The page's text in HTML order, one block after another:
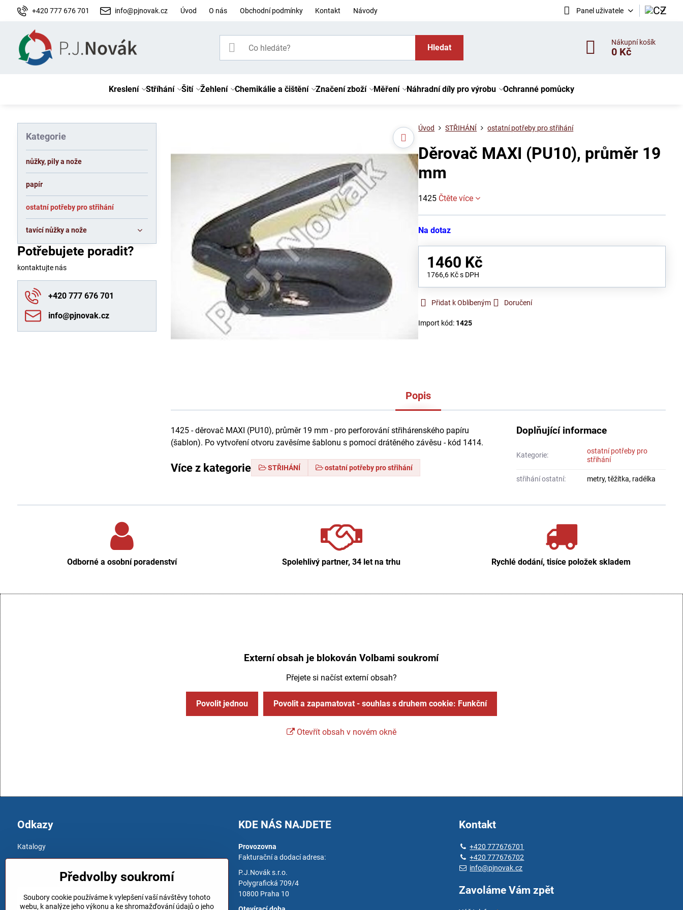
+420 777 676 701 info@pjnovak.cz Úvod O nás Obchodní podmínky Kontakt Návody Panel uživatele
Hledat
Nákupní košík
0 Kč
Kreslení Stříhání Šití Žehlení Chemikálie a čištění Značení zboží Měření Náhradní díly pro výrobu Ochranné pomůcky
Úvod STŘIHÁNÍ ostatní potřeby pro střihání
Děrovač MAXI (PU10), průměr 19
mm
1425 Čtěte více
Na dotaz
1460 Kč
1766,6 Kčs DPH
Přidat k Oblíbeným Doručení
Import kód: 1425
Popis
1425 - děrovač MAXI (PU10), průměr 19 mm - pro perforování střihárenského papíru
(šablon). Po vytvoření otvoru zavěsíme šablonu s pomocí drátěného závěsu - kód 1414.
Více z kategorie STŘIHÁNÍ ostatní potřeby pro střihání
Doplňující informace
Kategorie:
ostatní potřeby pro
střihání
střihání ostatní: metry, těžítka, radélka
Kategorie
nůžky, pily a nože
papír
ostatní potřeby pro střihání
tavící nůžky a nože
Potřebujete poradit?
kontaktujte nás
+420 777 676 701
info​@pjnovak​.cz
Odborné a osobní poradenství Spolehlivý partner, 34 let na trhu Rychlé dodání, tisíce položek skladem
Externí obsah je blokován Volbami soukromí
Přejete si načíst externí obsah?
Povolit jednou Povolit a zapamatovat - souhlas s druhem cookie: Funkční
Otevřít obsah v novém okně
Odkazy
Katalogy
Ochrana osobních údajů
KDE NÁS NAJDETE
Provozovna
Fakturační a dodací adresa:
P.J.Novák s.r.o.
Polygrafická 709/4
10800 Praha 10
Kontakt
+420 777676701
+420 777676702
info@pjnovak.cz
Zavoláme Vám zpět
Předvolby soukromí
Soubory cookie používáme k vylepšení vaší návštěvy tohoto
webu, k analýze jeho výkonu a ke shromažďování údajů o jeho